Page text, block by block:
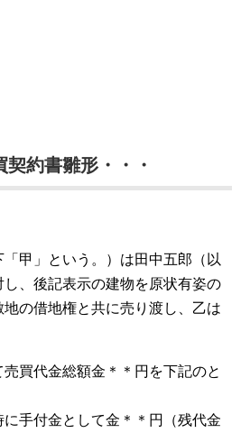
約書雛形・・・
甲」という。）は田中五郎（以
、後記表示の建物を原状有姿の
の借地権と共に売り渡し、乙は
買代金総額金＊＊円を下記のと
に手付金として金＊＊円（残代金